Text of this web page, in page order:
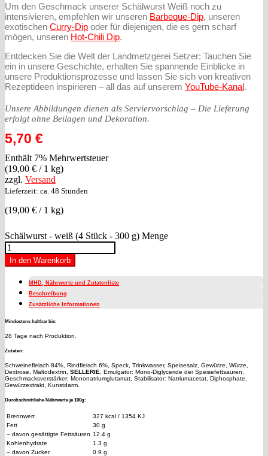
Um den Geschmack unserer Schälwurst Weiß noch zu
intensivieren, empfehlen wir unseren Barbeque-Dip, unseren
exotischen Curry-Dip oder für diejenigen, die es gern scharf
mögen, unseren Hot-Chili Dip.
Entdecken Sie die Welt der Landmetzgerei Setzer: Tauchen Sie
ein in unsere Geschichte, erhalten Sie spannende Einblicke in
unsere Produktionsprozesse und lassen Sie sich von kreativen
Rezeptideen inspirieren – all das auf unserem YouTube-Kanal.
Unsere Abbildungen dienen als Serviervorschlag – Die Lieferung
erfolgt ohne Beilagen und Dekoration.
5,70 €
Enthält 7% Mehrwertsteuer
(19,00 € / 1 kg)
zzgl. Versand
Lieferzeit: ca. 48 Stunden
(19,00 € / 1 kg)
Schälwurst - weiß (4 Stück - 300 g) Menge
In den Warenkorb
MHD, Nährwerte und Zutatenliste
Beschreibung
Zusätzliche Informationen
Mindestens haltbar bis:
28 Tage nach Produktion.
Zutaten:
Schweinefleisch 84%, Rindfleisch 6%, Speck, Trinkwasser, Speisesalz, Gewürze, Würze,
Dextrose, Maltodextrin, SELLERIE , Emulgator: Mono-Diglyceride der Speisefettsäuren,
Geschmacksverstärker: Mononatriumglutamat, Stabilisator: Natriumacetat, Diphosphate,
Gewürzextrakt, Kunstdarm.
Durchschnittliche Nährwerte je 100g:
Brennwert
327 kcal / 1354 KJ
Fett
30 g
– davon gesättigte Fettsäuren 12.4 g
Kohlenhydrate
1.3 g
– davon Zucker
0.9 g